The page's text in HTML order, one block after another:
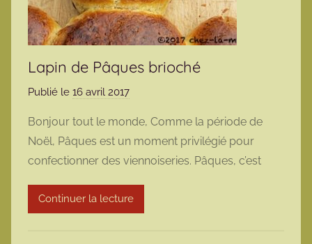
Lapin de Pâques brioché
Publié le 16 avril 2017
r
m
a
r
m
Bonjour tout le monde, Comme la période de
Noël, Pâques est un moment privilégié pour
confectionner des viennoiseries. Pâques, c’est
Continuer la lecture